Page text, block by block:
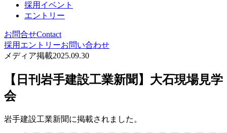
採用イベント
エントリー
お問合せContact
採用エントリーお問い合わせ
メディア掲載2025.09.30
【日刊岩手建設工業新聞】大石現場見学
会
岩手建設工業新聞に掲載されました。